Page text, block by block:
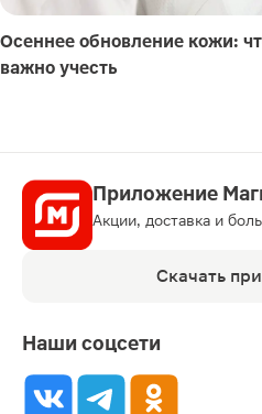
Осеннее обновление кожи:
важно учесть
Приложение
Акции, доставка и
Скачать
Наши соцсети